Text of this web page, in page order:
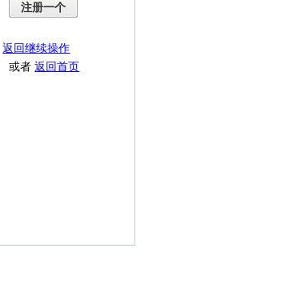
注册一个
返回继续操作
或者返回首页